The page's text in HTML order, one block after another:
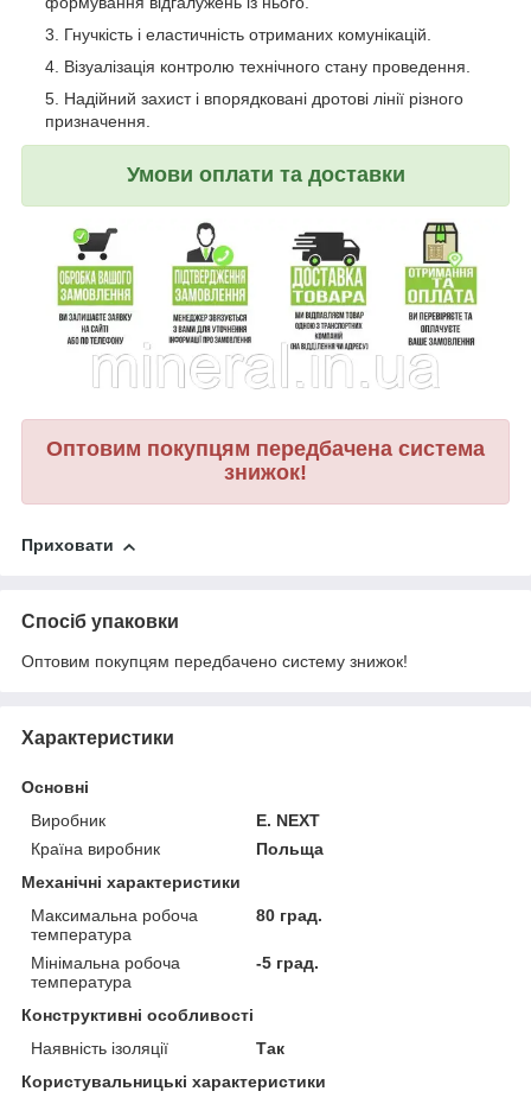
Гнучкість і еластичність отриманих комунікацій.
Візуалізація контролю технічного стану проведення.
Надійний захист і впорядковані дротові лінії різного
призначення.
Умови оплати та доставки
Оптовим покупцям передбачена система
знижок!
Приховати
Спосіб упаковки
Оптовим покупцям передбачено систему знижок!
Характеристики
Основні
Виробник
E. NEXT
Країна виробник
Польща
Механічні характеристики
Максимальна робоча
температура
80 град.
Мінімальна робоча
температура
-5 град.
Конструктивні особливості
Наявність ізоляції
Так
Користувальницькі характеристики